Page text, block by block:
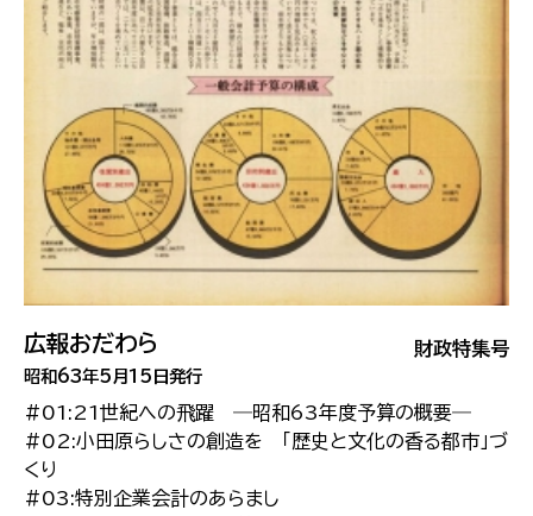
財政特集号
広報おだわら
昭和63年5月15日発行
#01:21世紀への飛躍 ―昭和63年度予算の概要―
#02:小田原らしさの創造を 「歴史と文化の香る都市」づ
くり
#03:特別企業会計のあらまし